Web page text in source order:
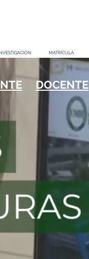
MATRÍCULA
DOCENTE